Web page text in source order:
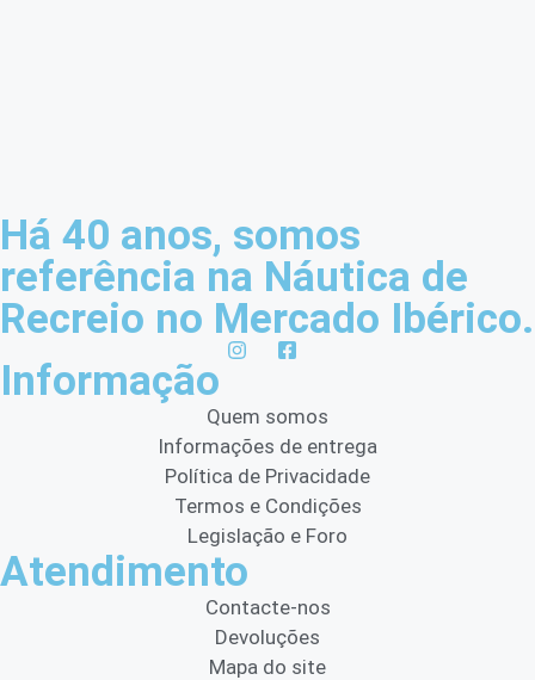
Há 40 anos, somos
referência na Náutica de
Recreio no Mercado Ibérico.
Informação
Quem somos
Informações de entrega
Política de Privacidade
Termos e Condições
Legislação e Foro
Atendimento
Contacte-nos
Devoluções
Mapa do site